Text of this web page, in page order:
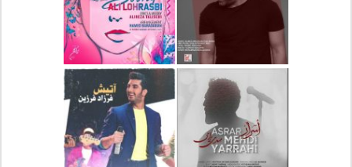
دانلود آهنگ جدید رضا
بهرام بنام نگار
دانلود آهنگ جدید علی
لهراسبی بنام صورت